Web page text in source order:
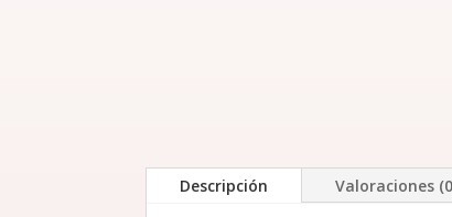
Descripción Valoraciones